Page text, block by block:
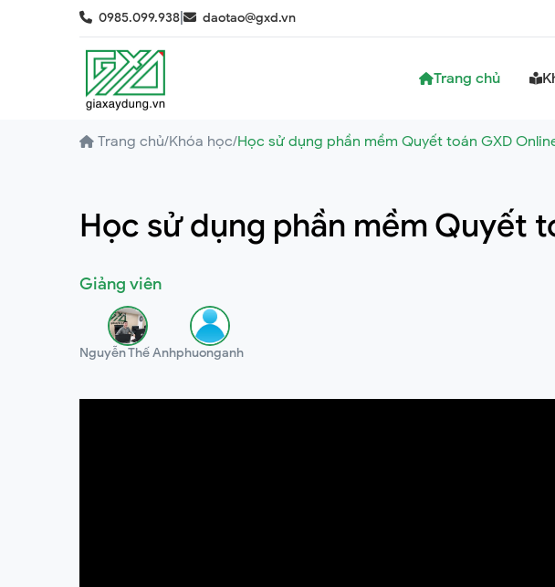
0985.099.938 daotao@gxd.vn
Trang chủ
Trang chủ/Khóa học/Học sử dụng phần mềm Quyết toán GXD
Học sử dụng phần mềm Quyết
Giảng viên
Nguyễn Thế Anhphuonganh